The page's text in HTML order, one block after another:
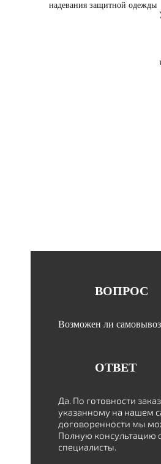
ВОПРОС
Возможен ли
ОТВЕТ
Да. По готовности
указанному на нашем
договоренности мы
Полную консультацию
специалисты.